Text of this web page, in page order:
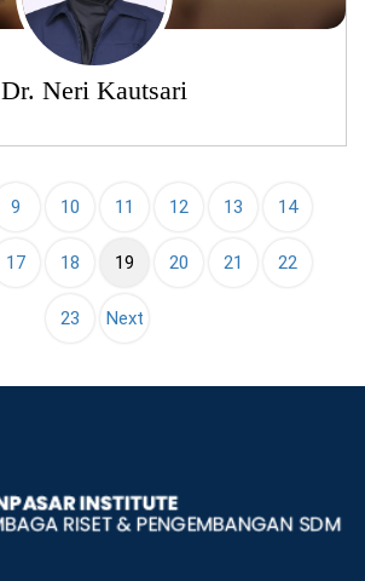
Dr. Neri Kautsari
9 10 11 12 13 14
17 18 19 (current)
20 21 22
23 Next